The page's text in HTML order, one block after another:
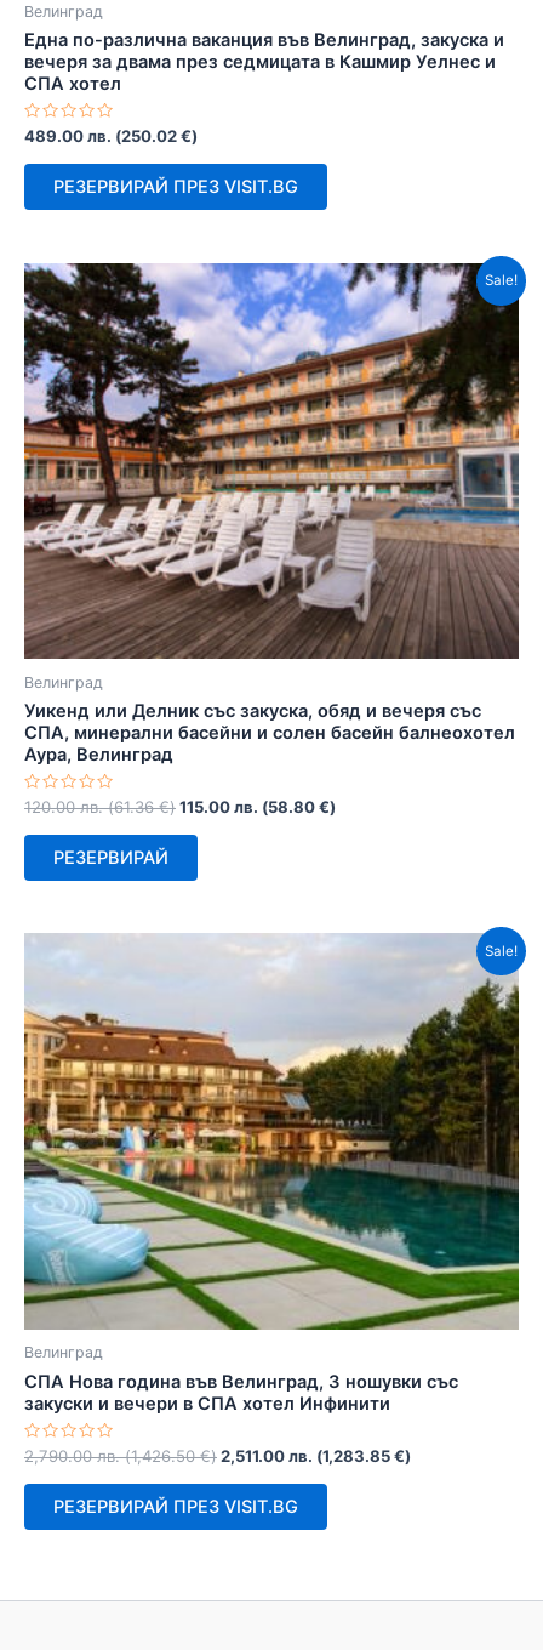
Велинград
Една по-различна ваканция във Велинград, закуска и
вечеря за двама през седмицата в Кашмир Уелнес и
СПА хотел
Оценено
с
0
489.00лв. (250.02€)
РЕЗЕРВИРАЙ ПРЕЗ VISIT.BG
Sale!
Велинград
Уикенд или Делник със закуска, обяд и вечеря със
СПА, минерални басейни и солен басейн балнеохотел
Аура, Велинград
Оценено
с
0
120.00лв. (61.36€)115.00лв. (58.80€)
РЕЗЕРВИРАЙ
Sale!
Велинград
СПА Нова година във Велинград, 3 ношувки със
закуски и вечери в СПА хотел Инфинити
Оценено
с
0
2,790.00лв. (1,426.50€)2,511.00лв. (1,283.85€)
РЕЗЕРВИРАЙ ПРЕЗ VISIT.BG